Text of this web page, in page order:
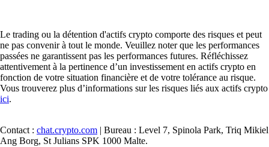
Le trading ou la détention d'actifs crypto comporte des risques et peut
ne pas convenir à tout le monde. Veuillez noter que les performances
passées ne garantissent pas les performances futures. Réfléchissez
attentivement à la pertinence d’un investissement en actifs crypto en
fonction de votre situation financière et de votre tolérance au risque.
Vous trouverez plus d’informations sur les risques liés aux actifs crypto
ici.
Contact : chat.crypto.com | Bureau : Level 7, Spinola Park, Triq Mikiel
Ang Borg, St Julians SPK 1000 Malte.